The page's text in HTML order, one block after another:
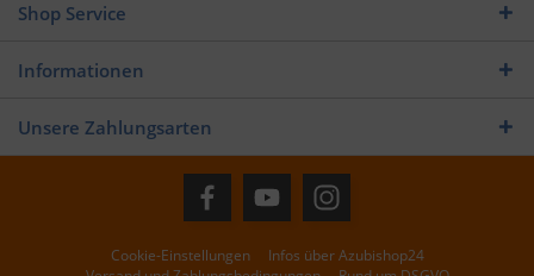
Shop Service
Informationen
Unsere Zahlungsarten
Cookie-Einstellungen
Infos über Azubishop24